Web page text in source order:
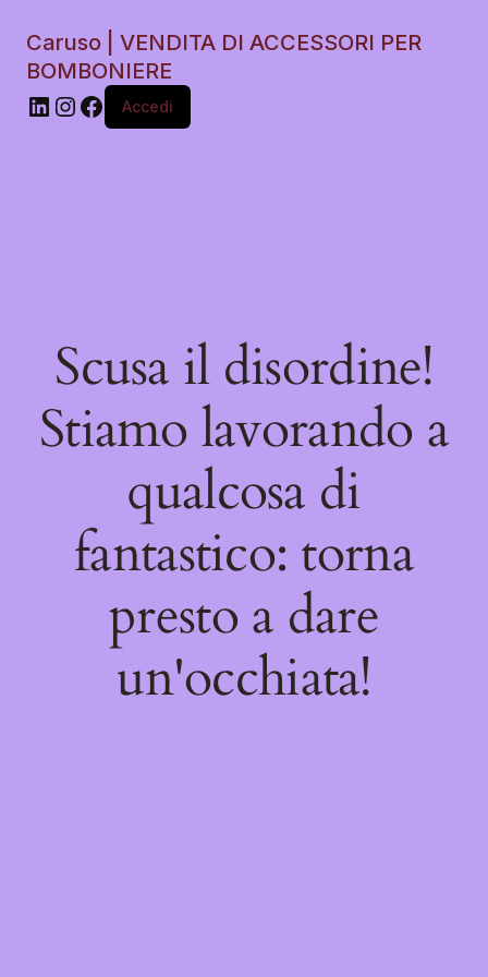
Caruso | VENDITA DI ACCESSORI PER
BOMBONIERE
Accedi
Scusa il disordine!
Stiamo lavorando a
qualcosa di
fantastico: torna
presto a dare
un'occhiata!